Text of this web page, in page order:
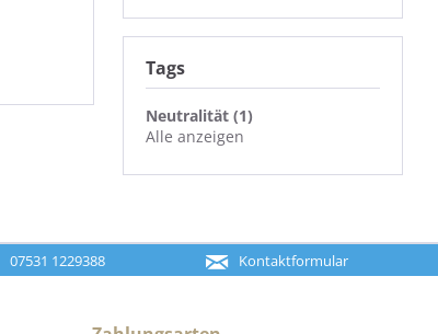
Tags
Neutralität (1)
Alle anzeigen
07531 1229388 Kontaktformular